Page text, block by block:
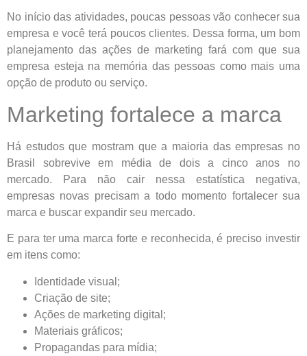
No início das atividades, poucas pessoas vão conhecer sua
empresa e você terá poucos clientes. Dessa forma, um bom
planejamento das ações de marketing fará com que sua
empresa esteja na memória das pessoas como mais uma
opção de produto ou serviço.
Marketing fortalece a marca
Há estudos que mostram que a maioria das empresas no
Brasil sobrevive em média de dois a cinco anos no
mercado. Para não cair nessa estatística negativa,
empresas novas precisam a todo momento fortalecer sua
marca e buscar expandir seu mercado.
E para ter uma marca forte e reconhecida, é preciso investir
em itens como:
Identidade visual;
Criação de site;
Ações de marketing digital;
Materiais gráficos;
Propagandas para mídia;